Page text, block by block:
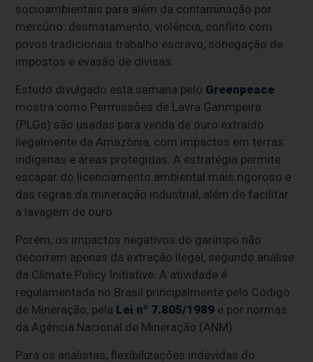
socioambientais para além da contaminação por
mercúrio: desmatamento, violência, conflito com
povos tradicionais trabalho escravo, sonegação de
impostos e evasão de divisas.
Estudo divulgado esta semana pelo Greenpeace
mostra como Permissões de Lavra Garimpeira
(PLGs) são usadas para venda de ouro extraído
ilegalmente da Amazônia, com impactos em terras
indígenas e áreas protegidas. A estratégia permite
escapar do licenciamento ambiental mais rigoroso e
das regras da mineração industrial, além de facilitar
a lavagem de ouro.
Porém, os impactos negativos do garimpo não
decorrem apenas da extração ilegal, segundo análise
da Climate Policy Initiative. A atividade é
regulamentada no Brasil principalmente pelo Código
de Mineração, pela Lei nº 7.805/1989 e por normas
da Agência Nacional de Mineração (ANM).
Para os analistas, flexibilizações indevidas do